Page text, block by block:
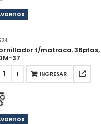
t/matraca, 36ptas,
37
INGRESAR